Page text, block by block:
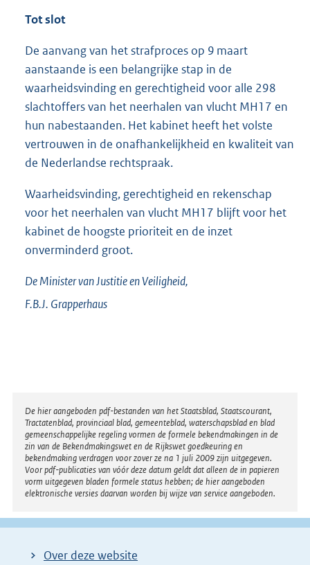
Tot slot
De aanvang van het strafproces op 9 maart
aanstaande is een belangrijke stap in de
waarheidsvinding en gerechtigheid voor alle 298
slachtoffers van het neerhalen van vlucht MH17 en
hun nabestaanden. Het kabinet heeft het volste
vertrouwen in de onafhankelijkheid en kwaliteit van
de Nederlandse rechtspraak.
Waarheidsvinding, gerechtigheid en rekenschap
voor het neerhalen van vlucht MH17 blijft voor het
kabinet de hoogste prioriteit en de inzet
onverminderd groot.
De Minister van Justitie en Veiligheid,
F.B.J. Grapperhaus
Disclaimer
De hier aangeboden pdf-bestanden van het Staatsblad, Staatscourant,
Tractatenblad, provinciaal blad, gemeenteblad, waterschapsblad en blad
gemeenschappelijke regeling vormen de formele bekendmakingen in de
zin van de Bekendmakingswet en de Rijkswet goedkeuring en
bekendmaking verdragen voor zover ze na 1 juli 2009 zijn uitgegeven.
Voor pdf-publicaties van vóór deze datum geldt dat alleen de in papieren
vorm uitgegeven bladen formele status hebben; de hier aangeboden
elektronische versies daarvan worden bij wijze van service aangeboden.
Over deze website